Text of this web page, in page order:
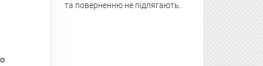
та поверненню не підлягають.